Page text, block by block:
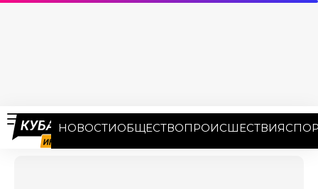
НОВОСТИОБЩЕСТВОПРОИСШЕСТВИЯ